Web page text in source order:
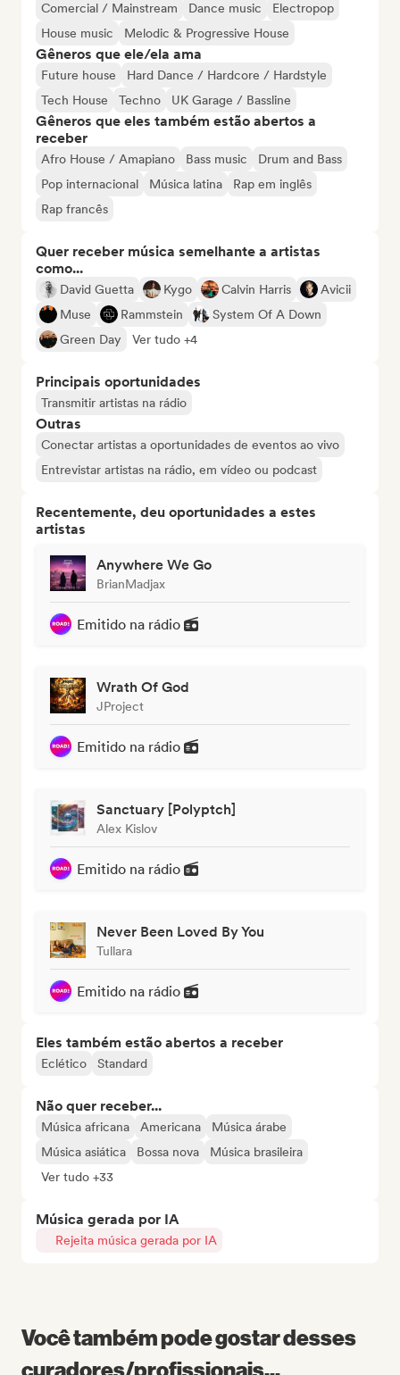
Comercial / Mainstream Dance music
Electropop
House music
Melodic & Progressive House
Gêneros que ele/ela ama
Future house
Hard Dance / Hardcore / Hardstyle
Tech House
Techno UK Garage / Bassline
Gêneros que eles também estão abertos a
receber
Afro House / Amapiano Bass music
Drum and Bass
Pop internacional
Música latina
Rap em inglês
Rap francês
Quer receber música semelhante a artistas
como...
David Guetta Kygo Calvin Harris
Avicii
Muse
Rammstein
System Of A Down
Green Day
Ver tudo +4
Principais oportunidades
Transmitir artistas na rádio
Outras
Conectar artistas a oportunidades de eventos ao vivo
Entrevistar artistas na rádio, em vídeo ou podcast
Recentemente, deu oportunidades a estes
artistas
Anywhere We Go
BrianMadjax
Emitido na rádio
Wrath Of God
JProject
Emitido na rádio
Sanctuary [Polyptch]
Alex Kislov
Emitido na rádio
Never Been Loved By You
Tullara
Emitido na rádio
Eles também estão abertos a receber
Eclético Standard
Não quer receber...
Música africana Americana
Música árabe
Música asiática
Bossa nova
Música brasileira
Ver tudo +33
Música gerada por IA
Rejeita música gerada por IA
Você também pode gostar desses
curadores/profissionais...